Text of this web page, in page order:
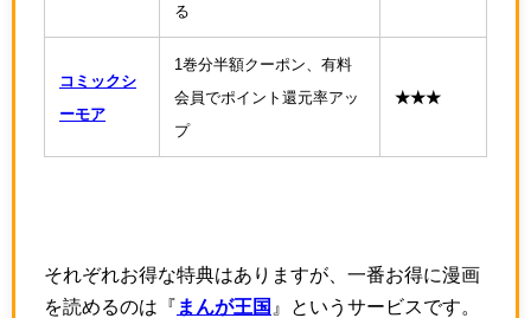
る
コミックシ
ーモア
1巻分半額クーポン、有料
会員でポイント還元率アッ
プ
★★★
それぞれお得な特典はありますが、一番お得に漫画
を読めるのは『 まんが王国 』というサービスです。